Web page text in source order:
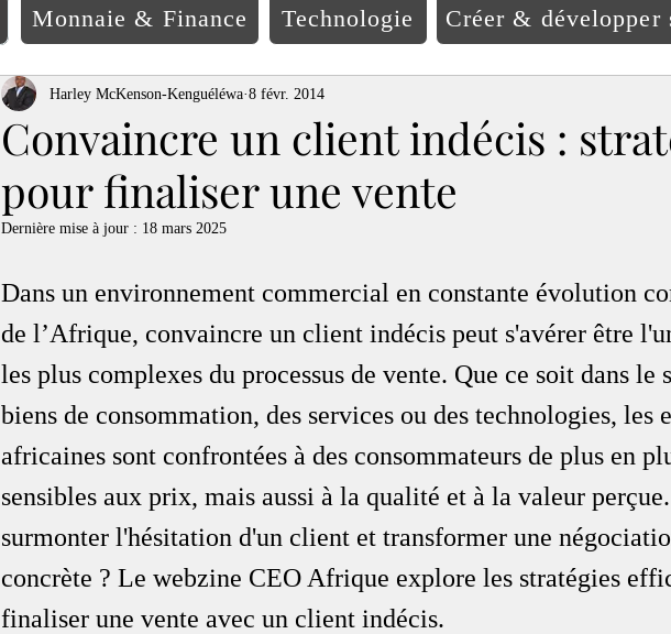
Monnaie & Finance Technologie Créer & développer
Convaincre un client indécis :
pour finaliser une vente
Harley McKenson-Kenguéléwa 8 févr. 2014
Dernière mise à jour : 18 mars 2025
Dans un environnement commercial en constante évolution
de l’Afrique, convaincre un client indécis peut s'avérer être
les plus complexes du processus de vente. Que ce soit dans le
biens de consommation, des services ou des technologies, les
africaines sont confrontées à des consommateurs de plus en
sensibles aux prix, mais aussi à la qualité et à la valeur
surmonter l'hésitation d'un client et transformer une
concrète ? Le webzine CEO Afrique explore les stratégies
finaliser une vente avec un client indécis.